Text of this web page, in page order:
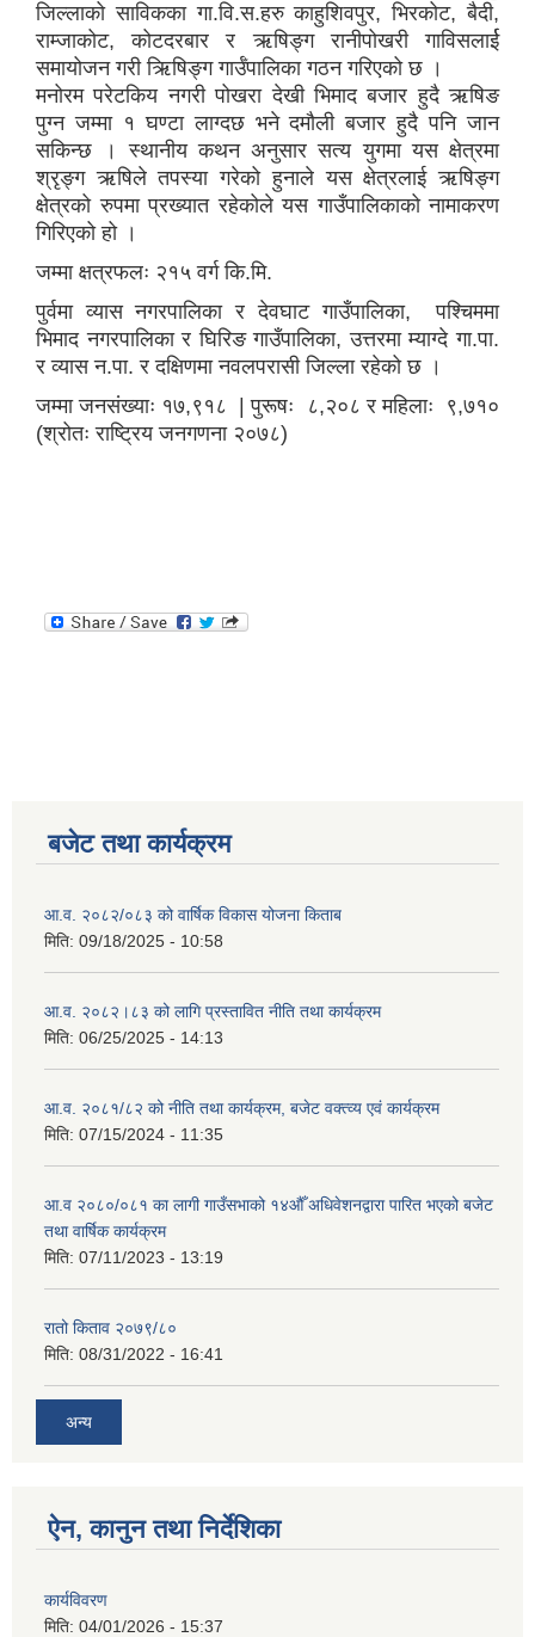
जिल्लाको साविकका गा.वि.स.हरु काहुशिवपुर, भिरकोट, बैदी,
राम्जाकोट, कोटदरबार र ऋषिङ्ग रानीपोखरी गाविसलार्ई
समायोजन गरी ऋिषिङ्ग गार्उँपालिका गठन गरिएको छ ।
मनोरम परेटकिय नगरी पोखरा देखी भिमाद बजार हुदै ऋषिङ
पुग्न जम्मा १ घण्टा लाग्दछ भने दमौली बजार हुदै पनि जान
सकिन्छ । स्थानीय कथन अनुसार सत्य युगमा यस क्षेत्रमा
श्रृङ्ग ऋषिले तपस्या गरेको हुनाले यस क्षेत्रलाई ऋषिङ्ग
क्षेत्रको रुपमा प्रख्यात रहेकोले यस गाउँपालिकाको नामाकरण
गिरिएको हो ।
जम्मा क्षत्रफलः २१५ वर्ग कि.मि.
पुर्वमा व्यास नगरपालिका र देवघाट गाउँपालिका, पश्चिममा
भिमाद नगरपालिका र घिरिङ गाउँपालिका, उत्तरमा म्याग्दे गा.पा.
र व्यास न.पा. र दक्षिणमा नवलपरासी जिल्ला रहेको छ ।
जम्मा जनसंख्याः १७,९१८ | पुरूषः ८,२०८ र महिलाः ९,७१०
(श्रोतः राष्ट्रिय जनगणना २०७८)
बजेट तथा कार्यक्रम
आ.व. २०८२/०८३ को वार्षिक विकास योजना किताब
मिति: 09/18/2025 - 10:58
आ.व. २०८२।८३ को लागि प्रस्तावित नीति तथा कार्यक्रम
मिति: 06/25/2025 - 14:13
आ.व. २०८१/८२ को नीति तथा कार्यक्रम, बजेट वक्त्व्य एवं कार्यक्रम
मिति: 07/15/2024 - 11:35
आ.व २०८०/०८१ का लागी गाउँसभाको १४औँ अधिवेशनद्वारा पारित भएको बजेट
तथा वार्षिक कार्यक्रम
मिति: 07/11/2023 - 13:19
रातो किताव २०७९/८०
मिति: 08/31/2022 - 16:41
अन्य
ऐन, कानुन तथा निर्देशिका
कार्यविवरण
मिति: 04/01/2026 - 15:37